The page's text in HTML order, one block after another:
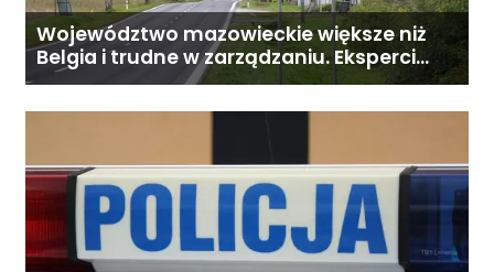
Województwo mazowieckie większe niż
Belgia i trudne w zarządzaniu. Eksperci
proponują podział centralnej Polski